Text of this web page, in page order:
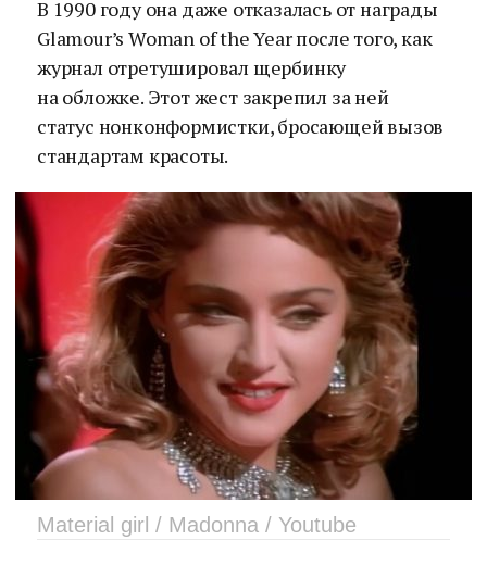
В 1990 году она даже отказалась от награды
Glamour’s Woman of the Year после того, как
журнал отретушировал щербинку
на обложке. Этот жест закрепил за ней
статус нонконформистки, бросающей вызов
стандартам красоты.
Material girl / Madonna / Youtube